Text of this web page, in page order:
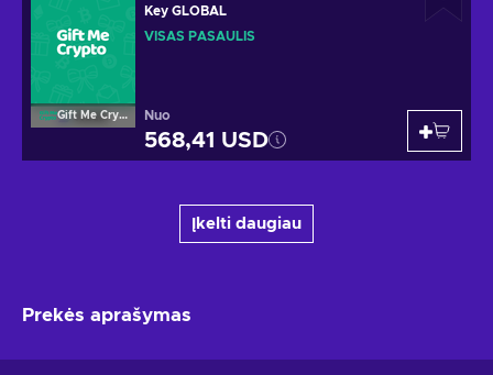
Gift Me Crypto
Key GLOBAL
VISAS PASAULIS
Nuo
568,41 USD
Įkelti daugiau
Prekės aprašymas